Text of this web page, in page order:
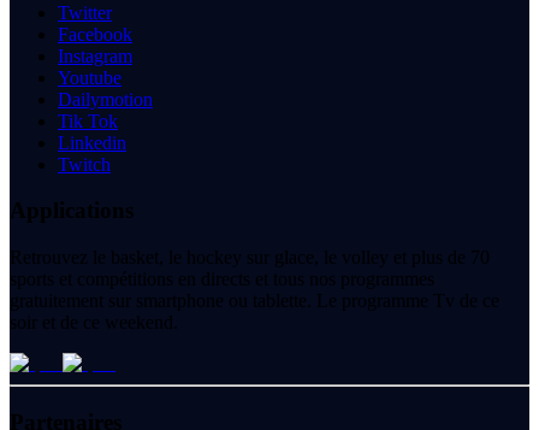
Twitter
Facebook
Instagram
Youtube
Dailymotion
Tik Tok
Linkedin
Twitch
Applications
Retrouvez le basket, le hockey sur glace, le volley et plus de 70
sports et compétitions en directs et tous nos programmes
gratuitement sur smartphone ou tablette. Le programme Tv de ce
soir et de ce weekend.
Partenaires